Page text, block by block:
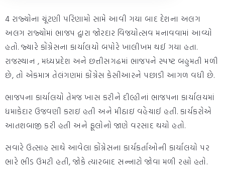
4 રાજ્યોના ચૂંટણી પરિણામો સામે આવી ગયા બાદ દેશના અલગ
અલગ રાજ્યોમાં ભાજપ દ્વારા જોરદાર વિજયોત્સવ મનાવવામાં આવ્યો
હતો. જ્યારે કોંગ્રેસના કાર્યાલયો બપોરે ખાલીખમ થઈ ગયા હતા.
રાજસ્થાન , મધ્યપ્રદેશ અને છત્તીસગઢમાં ભાજપને સ્પષ્ટ બહુમતી મળી
છે, તો એકમાત્ર તેલંગણમાં કોંગ્રેસ કેસીઆરને પછાડી આગળ વધી છે.
ભાજપના કાર્યાલયો તેમજ ખાસ કરીને દીલ્હીનાં ભાજપના કાર્યાલયમાં
ધમાકેદાર ઉજવણી કરાઇ હતી અને મીઠાઇ વહેંચાઈ હતી. કાર્યકરોએ
આતશબાજી કરી હતી અને ફૂલોનો જાણે વરસાદ થયો હતો.
સવારે ઉત્સાહ સાથે આવેલા કોંગ્રેસના કાર્યકર્તાઓની કાર્યાલયો પર
ભારે ભીડ ઉમટી હતી, જોકે ત્યારબાદ સન્નાટો જોવા મળી રહ્યો હતો.